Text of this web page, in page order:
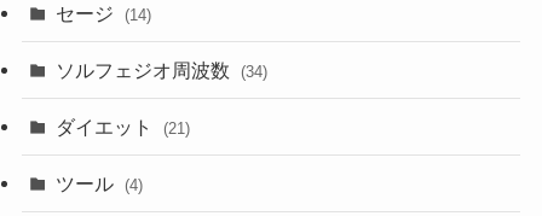
セージ (14)
ソルフェジオ周波数 (34)
ダイエット (21)
ツール (4)